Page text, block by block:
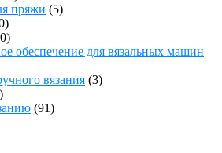
пряжи (5)
обеспечение для вязальных машин
вязания (3)
(91)